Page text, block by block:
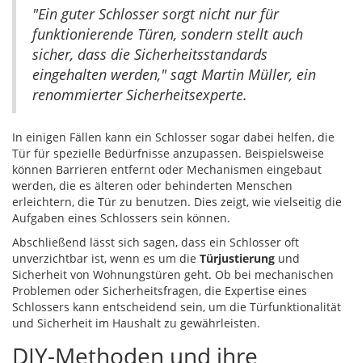
"Ein guter Schlosser sorgt nicht nur für
funktionierende Türen, sondern stellt auch
sicher, dass die Sicherheitsstandards
eingehalten werden," sagt Martin Müller, ein
renommierter Sicherheitsexperte.
In einigen Fällen kann ein Schlosser sogar dabei helfen, die
Tür für spezielle Bedürfnisse anzupassen. Beispielsweise
können Barrieren entfernt oder Mechanismen eingebaut
werden, die es älteren oder behinderten Menschen
erleichtern, die Tür zu benutzen. Dies zeigt, wie vielseitig die
Aufgaben eines Schlossers sein können.
Abschließend lässt sich sagen, dass ein Schlosser oft
unverzichtbar ist, wenn es um die Türjustierung und
Sicherheit von Wohnungstüren geht. Ob bei mechanischen
Problemen oder Sicherheitsfragen, die Expertise eines
Schlossers kann entscheidend sein, um die Türfunktionalität
und Sicherheit im Haushalt zu gewährleisten.
DIY-Methoden und ihre